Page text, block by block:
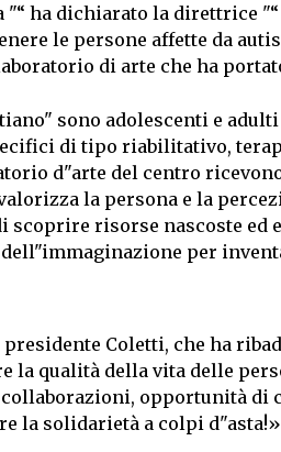
"“ ha dichiarato la direttrice
le persone affette da
di arte che ha
sono adolescenti e
di tipo riabilitativo,
d"arte del centro
la persona e la
scoprire risorse nascoste
per
presidente Coletti, che ha
la qualità della vita delle
opportunità di
la solidarietà a colpi